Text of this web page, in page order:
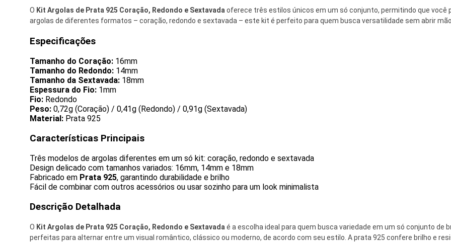
O Kit Argolas de Prata 925 Coração, Redondo e Sextavada oferece três estilos únicos em um só conjunto, permitindo que você
argolas de diferentes formatos – coração, redondo e sextavada – este kit é perfeito para quem busca versatilidade sem abrir
Especificações
Tamanho do Coração: 16mm
Tamanho do Redondo: 14mm
Tamanho da Sextavada: 18mm
Espessura do Fio: 1mm
Fio: Redondo
Peso: 0,72g (Coração) / 0,41g (Redondo) / 0,91g (Sextavada)
Material: Prata 925
Características Principais
Três modelos de argolas diferentes em um só kit: coração, redondo e sextavada
Design delicado com tamanhos variados: 16mm, 14mm e 18mm
Fabricado em Prata 925, garantindo durabilidade e brilho
Fácil de combinar com outros acessórios ou usar sozinho para um look minimalista
Descrição Detalhada
O Kit Argolas de Prata 925 Coração, Redondo e Sextavada é a escolha ideal para quem busca variedade em um só conjunto
perfeitas para alternar entre um visual romântico, clássico ou moderno, de acordo com seu estilo. A prata 925 confere brilho e